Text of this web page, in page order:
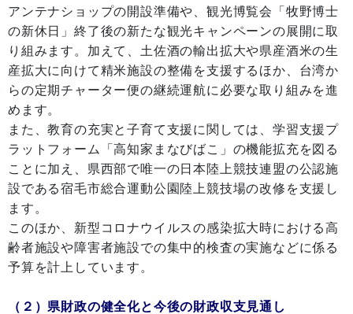
アンテナショップの開設準備や、観光博覧会「牧野博士
の新休日」終了後の新たな観光キャンペーンの展開に取
り組みます。加えて、土佐酒の輸出拡大や県産酒米の生
産拡大に向けて精米施設の整備を支援するほか、台湾か
らの定期チャーター便の継続運航に必要な取り組みを進
めます。
また、教育の充実と子育て支援に関しては、学習支援プ
ラットフォーム「高知家まなびばこ」の機能拡充を図る
ことに加え、県西部で唯一の日本陸上競技連盟の公認施
設である宿毛市総合運動公園陸上競技場の改修を支援し
ます。
このほか、新型コロナウイルスの感染拡大時における高
齢者施設や障害者施設での集中的検査の実施などに係る
予算を計上しています。
（２）県財政の健全化と今後の財政収支見通し